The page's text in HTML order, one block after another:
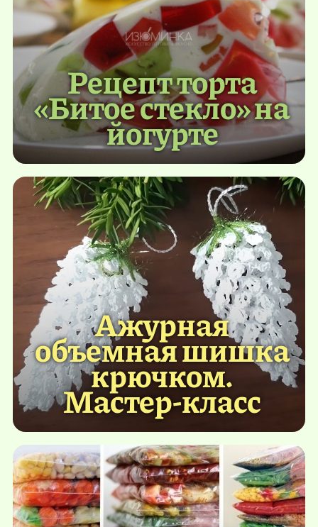
Рецепт торта
«Битое стекло» на
йогурте
Ажурная
объемная шишка
крючком.
Мастер-класс